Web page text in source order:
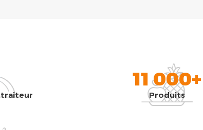
11 000+
Produits